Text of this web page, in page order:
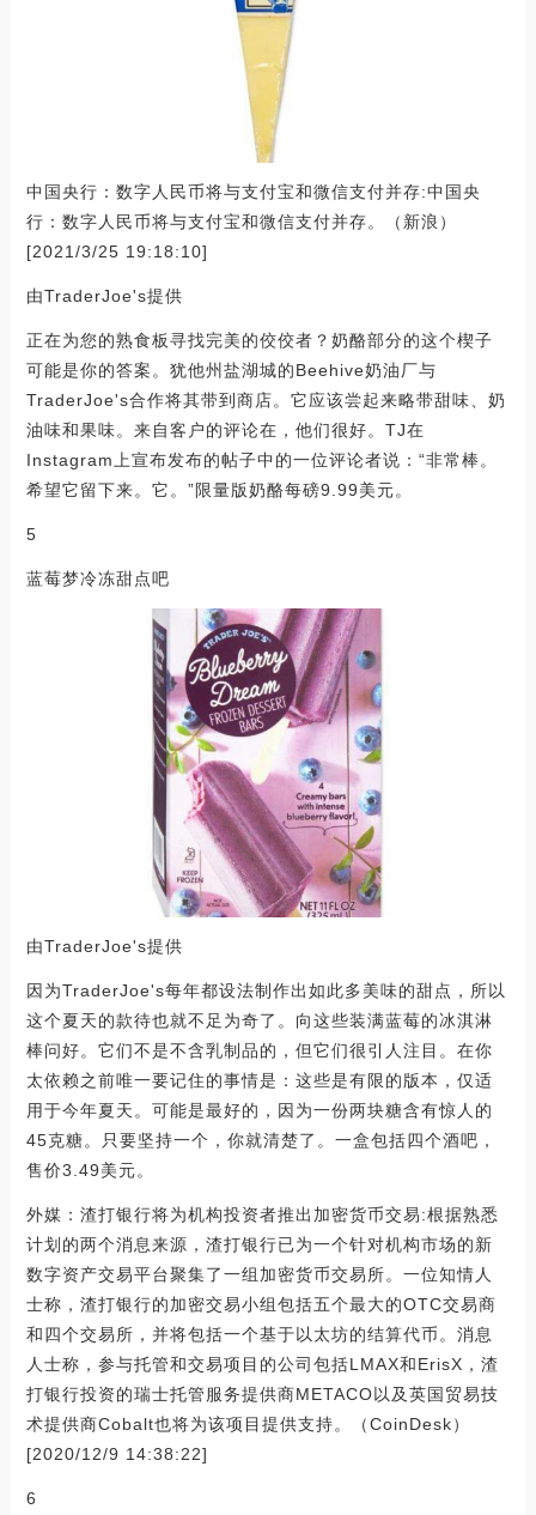
中国央行：数字人民币将与支付宝和微信支付并存:中国央
行：数字人民币将与支付宝和微信支付并存。（新浪）
[2021/3/25 19:18:10]
由TraderJoe's提供
正在为您的熟食板寻找完美的佼佼者？奶酪部分的这个楔子
可能是你的答案。犹他州盐湖城的Beehive奶油厂与
TraderJoe's合作将其带到商店。它应该尝起来略带甜味、奶
油味和果味。来自客户的评论在，他们很好。TJ在
Instagram上宣布发布的帖子中的一位评论者说：“非常棒。
希望它留下来。它。”限量版奶酪每磅9.99美元。
5
蓝莓梦冷冻甜点吧
由TraderJoe's提供
因为TraderJoe's每年都设法制作出如此多美味的甜点，所以
这个夏天的款待也就不足为奇了。向这些装满蓝莓的冰淇淋
棒问好。它们不是不含乳制品的，但它们很引人注目。在你
太依赖之前唯一要记住的事情是：这些是有限的版本，仅适
用于今年夏天。可能是最好的，因为一份两块糖含有惊人的
45克糖。只要坚持一个，你就清楚了。一盒包括四个酒吧，
售价3.49美元。
外媒：渣打银行将为机构投资者推出加密货币交易:根据熟悉
计划的两个消息来源，渣打银行已为一个针对机构市场的新
数字资产交易平台聚集了一组加密货币交易所。一位知情人
士称，渣打银行的加密交易小组包括五个最大的OTC交易商
和四个交易所，并将包括一个基于以太坊的结算代币。消息
人士称，参与托管和交易项目的公司包括LMAX和ErisX，渣
打银行投资的瑞士托管服务提供商METACO以及英国贸易技
术提供商Cobalt也将为该项目提供支持。（CoinDesk）
[2020/12/9 14:38:22]
6